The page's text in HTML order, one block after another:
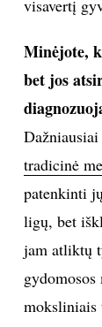
principai?
istoriją.
mitybai
žmogus
mitybą.
aktyvus –
apimanti
visavertį
Minėjote,
bet jos